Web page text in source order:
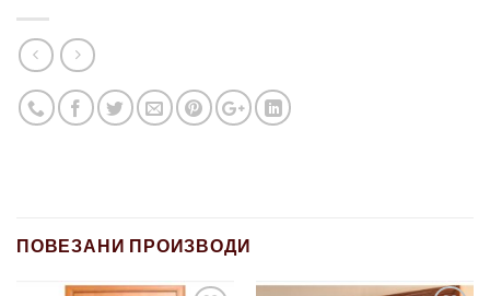
ПОВЕЗАНИ ПРОИЗВОДИ